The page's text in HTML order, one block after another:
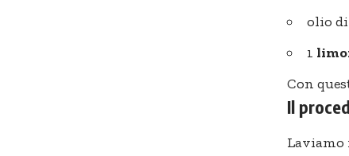
olio
1
Con
Il
Laviamo